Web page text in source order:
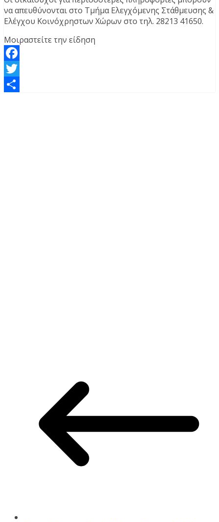
να απευθύνονται στο Τμήμα Ελεγχόμενης Στάθμευσης &
Ελέγχου Κοινόχρηστων Χώρων στο τηλ. 28213 41650.
Μοιραστείτε την είδηση
Facebook
Twitter